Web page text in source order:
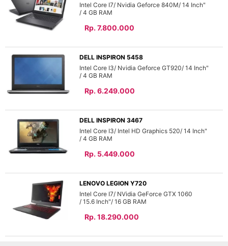
Intel Core I7 Nvidia Geforce 840M 14 Inch"
4 GB
Rp. 7.800.000
DELL INSPIRON 5458
Intel Core I3 Nvidia Geforce GT920 14 Inch"
4 GB
Rp. 6.249.000
DELL INSPIRON 3467
Intel Core I3 Intel HD Graphics 520 14 Inch"
4 GB
Rp. 5.449.000
LENOVO LEGION Y720
Intel Core I7 NVidia GeForce GTX 1060
15.6 Inch" 16 GB
Rp. 18.290.000